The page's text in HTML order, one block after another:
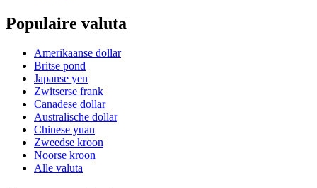
Populaire valuta
Amerikaanse dollar
Britse pond
Japanse yen
Zwitserse frank
Canadese dollar
Australische dollar
Chinese yuan
Zweedse kroon
Noorse kroon
Alle valuta